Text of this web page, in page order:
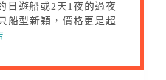
日遊船或2天1夜的過夜
船型新穎，價格更是超